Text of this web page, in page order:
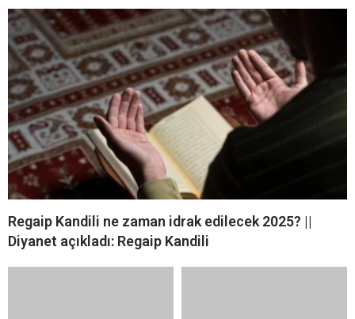
Regaip Kandili ne zaman idrak edilecek 2025? ||
Diyanet açıkladı: Regaip Kandili